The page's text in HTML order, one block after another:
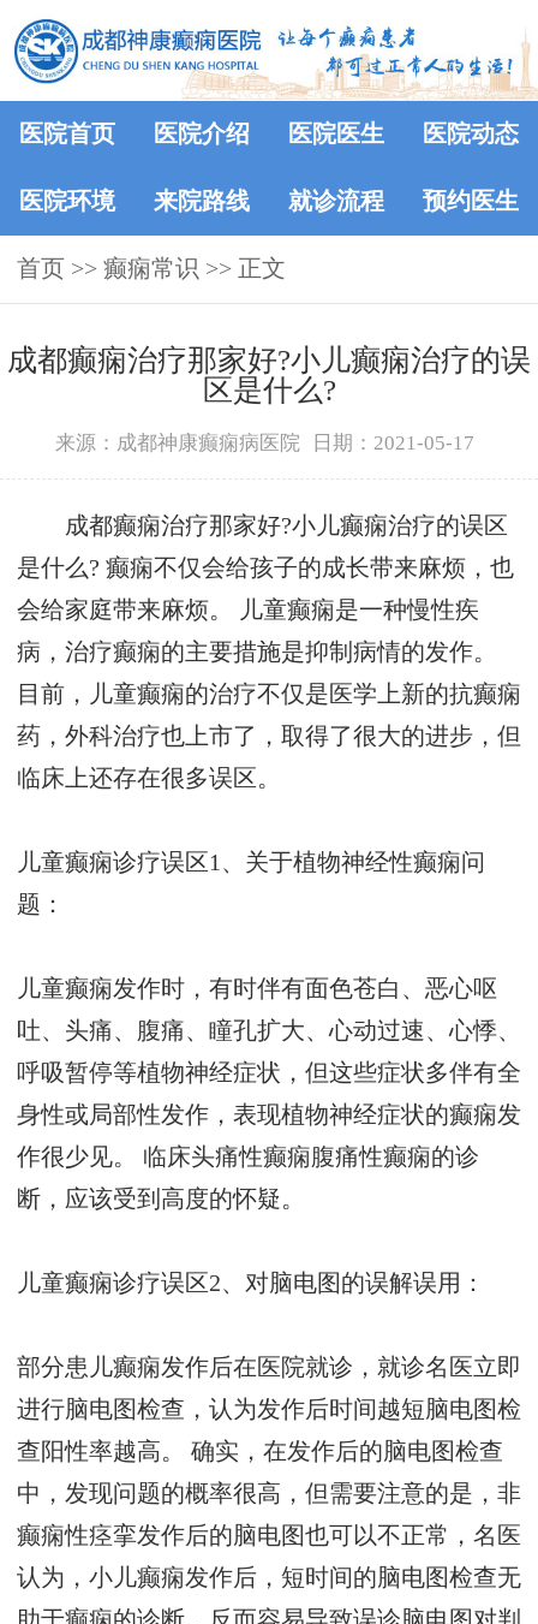
医院首页 医院介绍 医院医生 医院动态
医院环境 来院路线 就诊流程 预约医生
首页 >> 癫痫常识 >> 正文
成都癫痫治疗那家好?小儿癫痫治疗的误
区是什么?
来源：成都神康癫痫病医院 日期：2021-05-17
成都癫痫治疗那家好?小儿癫痫治疗的误区
是什么? 癫痫不仅会给孩子的成长带来麻烦，也
会给家庭带来麻烦。 儿童癫痫是一种慢性疾
病，治疗癫痫的主要措施是抑制病情的发作。
目前，儿童癫痫的治疗不仅是医学上新的抗癫痫
药，外科治疗也上市了，取得了很大的进步，但
临床上还存在很多误区。
儿童癫痫诊疗误区1、关于植物神经性癫痫问
题：
儿童癫痫发作时，有时伴有面色苍白、恶心呕
吐、头痛、腹痛、瞳孔扩大、心动过速、心悸、
呼吸暂停等植物神经症状，但这些症状多伴有全
身性或局部性发作，表现植物神经症状的癫痫发
作很少见。 临床头痛性癫痫腹痛性癫痫的诊
断，应该受到高度的怀疑。
儿童癫痫诊疗误区2、对脑电图的误解误用：
部分患儿癫痫发作后在医院就诊，就诊名医立即
进行脑电图检查，认为发作后时间越短脑电图检
查阳性率越高。 确实，在发作后的脑电图检查
中，发现问题的概率很高，但需要注意的是，非
癫痫性痉挛发作后的脑电图也可以不正常，名医
认为，小儿癫痫发作后，短时间的脑电图检查无